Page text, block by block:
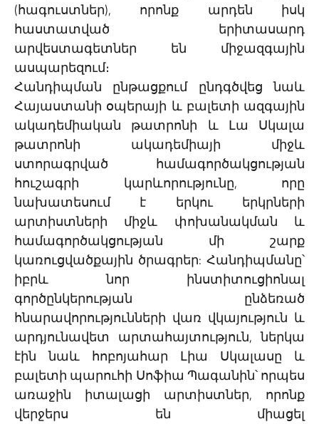
(հագուստներ), որոնք արդեն իսկ
հաստատված երիտասարդ
արվեստագետներ են միջազգային
ասպարեզում։
Հանդիպման ընթացքում ընդգծվեց նաև
Հայաստանի օպերայի և բալետի ազգային
ակադեմիական թատրոնի և Լա Սկալա
թատրոնի ակադեմիայի միջև
ստորագրված համագործակցության
հուշագրի կարևորությունը, որը
նախատեսում է երկու երկրների
արտիստների միջև փոխանակման և
համագործակցության մի շարք
կառուցվածքային ծրագրեր: Հանդիպմանը՝
իբրև նոր ինստիտուցիոնալ
գործընկերության ընձեռած
հնարավորությունների վառ վկայություն և
արդյունավետ արտահայտություն, ներկա
էին նաև հոբոյահար Լիա Սկալասը և
բալետի պարուհի Սոֆիա Պագանին՝ որպես
առաջին իտալացի արտիստներ, որոնք
վերջերս են միացել